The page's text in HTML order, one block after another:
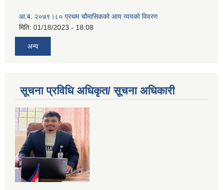
आ.ब. २०७९।८० प्रथम चौमासिकको आय व्ययको विवरण
मिति: 01/18/2023 - 18:08
अन्य
सूचना प्रविधि अधिकृत/ सूचना अधिकारी